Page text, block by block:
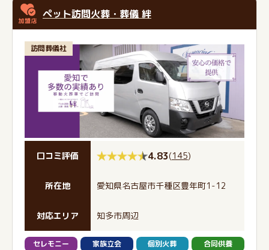
ペット訪問火葬・葬儀 絆
訪問葬儀社
口コミ評価 4.83(145)
所在地 愛知県名古屋市千種区豊年町1-12
対応エリア 知多市周辺
セレモニー 家族立会 個別火葬 合同供養